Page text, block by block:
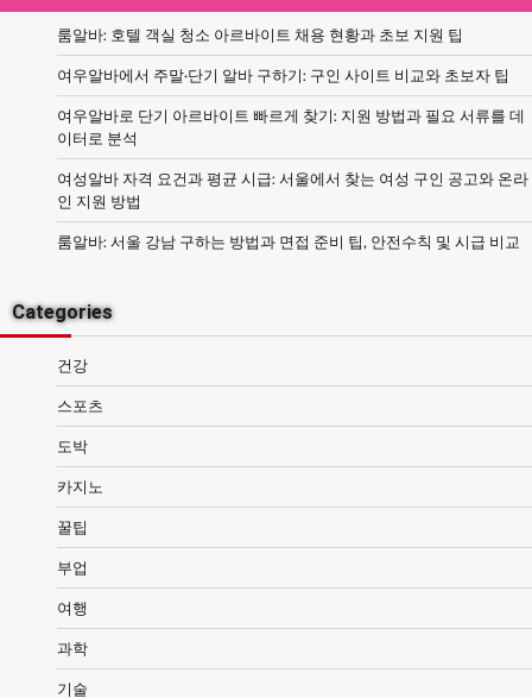
룸알바: 호텔 객실 청소 아르바이트 채용 현황과 초보 지원 팁
여우알바에서 주말·단기 알바 구하기: 구인 사이트 비교와 초보자 팁
여우알바로 단기 아르바이트 빠르게 찾기: 지원 방법과 필요 서류를 데
이터로 분석
여성알바 자격 요건과 평균 시급: 서울에서 찾는 여성 구인 공고와 온라
인 지원 방법
룸알바: 서울 강남 구하는 방법과 면접 준비 팁, 안전수칙 및 시급 비교
Categories
건강
스포츠
도박
카지노
꿀팁
부업
여행
과학
기술